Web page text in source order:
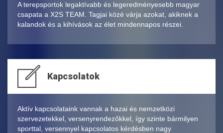
A terepsportok legaktívabb és legeredményesebb magyar
csapata a X2S TEAM. Tagjai közé várja azokat, akiknek a
kalandok és a kihívások az élet mindennapos részei.
Kapcsolatok
Aktív kapcsolataink vannak a hazai és nemzetközi
szervezetekkel, versenyrendezőkkel, így szinte bármilyen
sporttal, versennyel kapcsolatos kérdésben nagy